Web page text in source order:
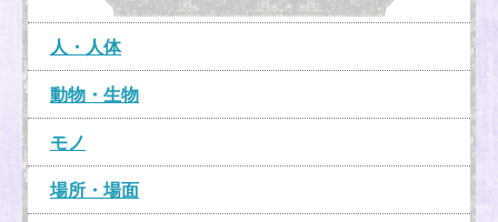
人・人体
動物・生物
モノ
場所・場面